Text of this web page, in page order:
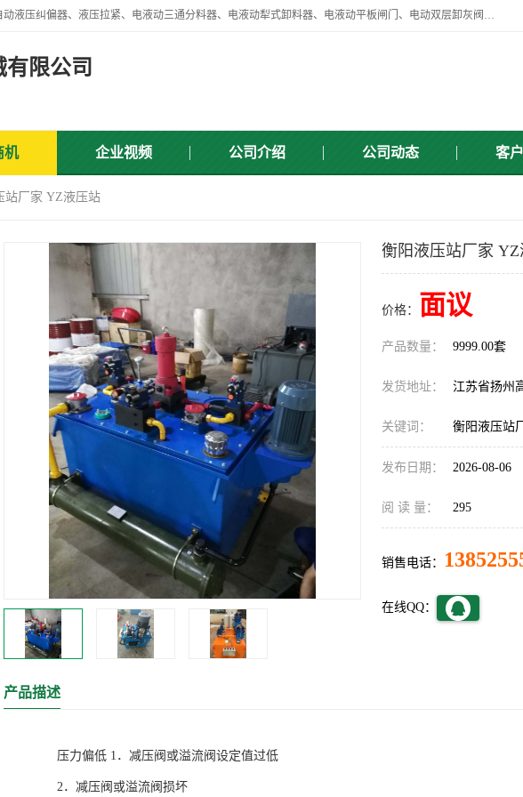
扬州中悦机械有限公司目前主要产品有：全自动液压纠偏器、液压拉紧、电液动三通分料器、电液动犁式卸料器、电液动平板闸门、电动双层卸灰阀、标准件、紧固件、液压泵站、新型电液推杆、皮带全自动液压调正器等，以及除尘通风类百余种产品系列。产品广泛适用于矿山、电力、煤矿、冶金、交通、化工、水利等行业。
限公司
机 企业视频 公司介绍 公司动态 客
站厂家 YZ液压站
衡阳液压站厂家
价格： 面议
产品数量： 9999.00套
发货地址： 江苏省扬州
关键词： 衡阳液压站
发布日期： 2026-08-06
阅 读 量： 295
销售电话：
在线QQ：
产品描述
压力偏低 1．减压阀或溢流阀设定值过低
2．减压阀或溢流阀损坏